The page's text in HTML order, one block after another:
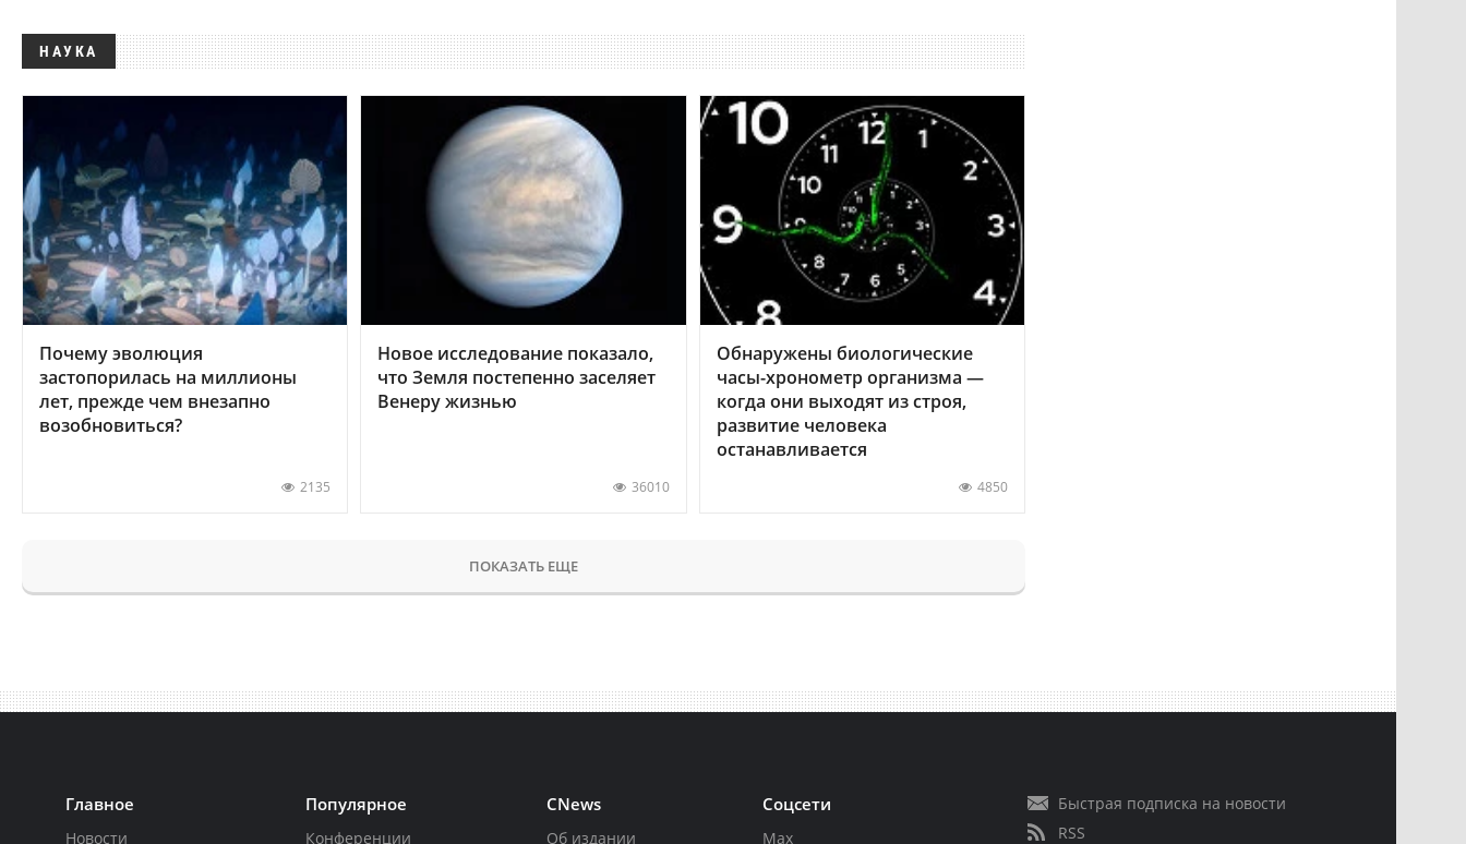
НАУКА
Почему эволюция
застопорилась на миллионы
лет, прежде чем внезапно
возобновиться?
2135
Новое исследование показало,
что Земля постепенно заселяет
Венеру жизнью
36010
Обнаружены биологические
часы-хронометр организма —
когда они выходят из строя,
развитие человека
останавливается
4850
ПОКАЗАТЬ ЕЩЕ
Главное
Новости
Популярное
Конференции
CNews
Об издании
Соцсети
Max
Быстрая подписка на новости
RSS